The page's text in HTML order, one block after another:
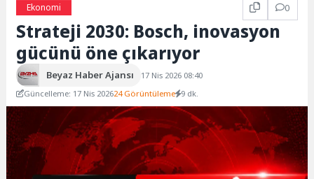
Ekonomi
0
Strateji 2030: Bosch, inovasyon
gücünü öne çıkarıyor
Beyaz Haber Ajansı
17 Nis 2026 08:40
Güncelleme: 17 Nis 202624 Görüntüleme 9 dk.